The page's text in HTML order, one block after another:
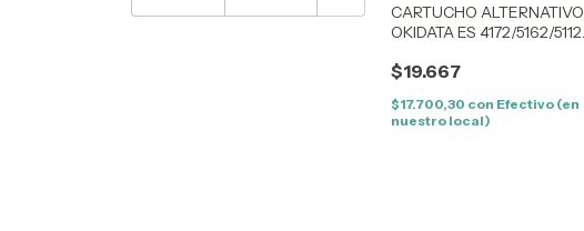
CARTUCHO ALTERNATIVO
OKIDATA ES 4172/5162/5112
$19.667
$17.700,30 con Efectivo (en
nuestro local)